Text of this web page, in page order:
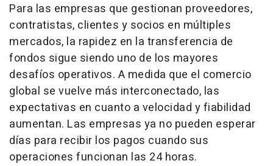
Para las empresas que gestionan proveedores,
contratistas, clientes y socios en múltiples
mercados, la rapidez en la transferencia de
fondos sigue siendo uno de los mayores
desafíos operativos. A medida que el comercio
global se vuelve más interconectado, las
expectativas en cuanto a velocidad y fiabilidad
aumentan. Las empresas ya no pueden esperar
días para recibir los pagos cuando sus
operaciones funcionan las 24 horas.